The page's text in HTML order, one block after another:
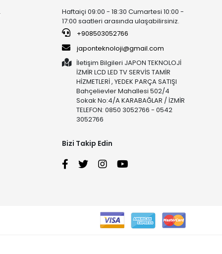
Haftaiçi 09:00 - 18:30 Cumartesi 10:00 -
17:00 saatleri arasında ulaşabilirsiniz.
+908503052766
japonteknoloji@gmail.com
İletişim Bilgileri JAPON TEKNOLOJİ
İZMİR LCD LED TV SERVİS TAMİR
HİZMETLERİ , YEDEK PARÇA SATIŞI
Bahçelievler Mahallesi 502/4
Sokak No:4/A KARABAĞLAR / İZMİR
TELEFON: 0850 3052766 - 0542
3052766
Bizi Takip Edin